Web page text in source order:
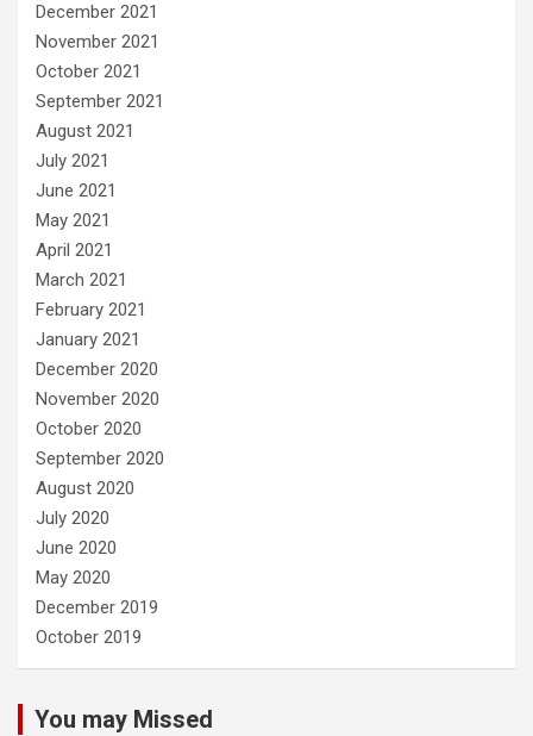
December 2021
November 2021
October 2021
September 2021
August 2021
July 2021
June 2021
May 2021
April 2021
March 2021
February 2021
January 2021
December 2020
November 2020
October 2020
September 2020
August 2020
July 2020
June 2020
May 2020
December 2019
October 2019
You may Missed